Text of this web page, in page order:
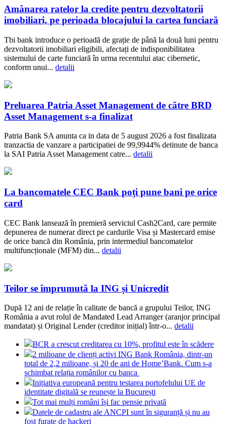
Amânarea ratelor la credite pentru dezvoltatorii
imobiliari, pe perioada blocajului la cartea funciară
Tbi bank introduce o perioadă de grație de până la două luni pentru
dezvoltatorii imobiliari eligibili, afectați de indisponibilitatea
sistemului de carte funciară în urma recentului atac cibernetic,
conform unui... detalii
Preluarea Patria Asset Management de către BRD
Asset Management s-a finalizat
Patria Bank SA anunta ca in data de 5 august 2026 a fost finalizata
tranzactia de vanzare a participatiei de 99,9944% detinute de banca
la SAI Patria Asset Management catre... detalii
La bancomatele CEC Bank poți pune bani pe orice
card
CEC Bank lansează în premieră serviciul Cash2Card, care permite
depunerea de numerar direct pe cardurile Visa și Mastercard emise
de orice bancă din România, prin intermediul bancomatelor
multifuncționale (MFM) din... detalii
Teilor se împrumută la ING și Unicredit
După 12 ani de relație în calitate de bancă a grupului Teilor, ING
România a avut rolul de Mandated Lead Arranger (aranjor principal
mandatat) și Original Lender (creditor inițial) într-o... detalii
BCR a crescut creditarea cu 10%, profitul este în scădere
2 milioane de clienți activi ING Bank România, dintr-un
total de 2,2 milioane, și 20 de ani de Home’Bank. Cum s-a
schimbat relația românilor cu banca
Inițiativa europeană pentru testarea portofelului UE de
identitate digitală se reunește la București
Tot mai mulți români își fac pensie privată
Datele de cadastru ale ANCPI sunt în siguranță și nu au
fost furate de hackeri